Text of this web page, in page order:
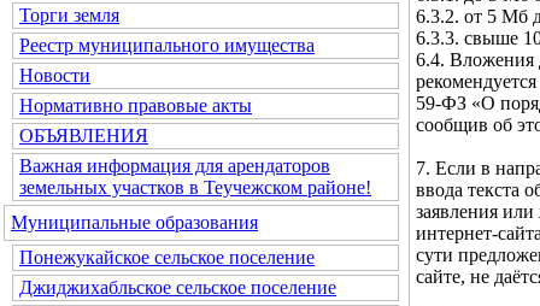
Торги земля
Реестр муниципального имущества
Новости
Нормативно правовые акты
ОБЪЯВЛЕНИЯ
Важная информация для арендаторов
земельных участков в Теучежском районе!
Муниципальные образования
Понежукайское сельское поселение
Джиджихабльское сельское поселение
6.3.2. от 5 Мб
6.3.3. свыше
6.4. Вложения
59-ФЗ «О
сообщив об
7. Если в
ввода текста
заявления
интернет-
сути
сайте, не